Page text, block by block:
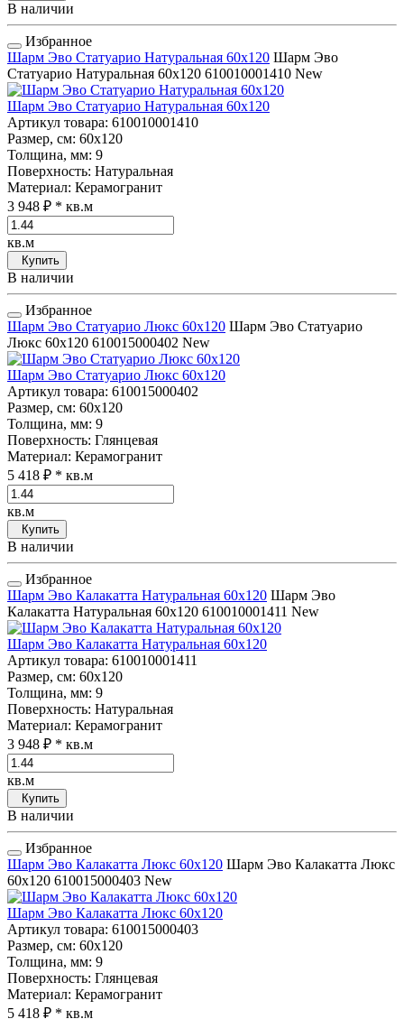
В наличии
Избранное
Шарм Эво Статуарио Натуральная 60x120 Шарм Эво
Статуарио Натуральная 60x120 610010001410 New
Шарм Эво Статуарио Натуральная 60x120
Артикул товара: 610010001410
Размер, см: 60x120
Толщина, мм: 9
Поверхность: Натуральная
Материал: Керамогранит
3 948 ₽ * кв.м
кв.м
Купить
В наличии
Избранное
Шарм Эво Статуарио Люкс 60x120 Шарм Эво Статуарио
Люкс 60x120 610015000402 New
Шарм Эво Статуарио Люкс 60x120
Артикул товара: 610015000402
Размер, см: 60x120
Толщина, мм: 9
Поверхность: Глянцевая
Материал: Керамогранит
5 418 ₽ * кв.м
кв.м
Купить
В наличии
Избранное
Шарм Эво Калакатта Натуральная 60x120 Шарм Эво
Калакатта Натуральная 60x120 610010001411 New
Шарм Эво Калакатта Натуральная 60x120
Артикул товара: 610010001411
Размер, см: 60x120
Толщина, мм: 9
Поверхность: Натуральная
Материал: Керамогранит
3 948 ₽ * кв.м
кв.м
Купить
В наличии
Избранное
Шарм Эво Калакатта Люкс 60x120 Шарм Эво Калакатта Люкс
60x120 610015000403 New
Шарм Эво Калакатта Люкс 60x120
Артикул товара: 610015000403
Размер, см: 60x120
Толщина, мм: 9
Поверхность: Глянцевая
Материал: Керамогранит
5 418 ₽ * кв.м